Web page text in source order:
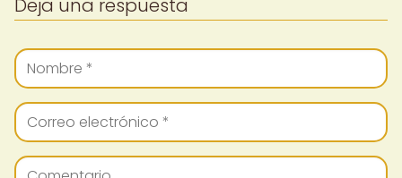
Deja una respuesta